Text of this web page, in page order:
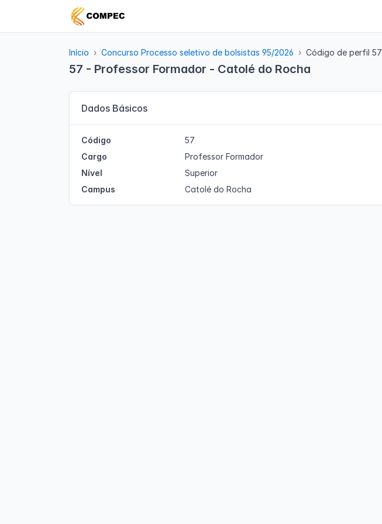
Início Concurso Processo seletivo de bolsistas 95/2026 Código de perfil 57
57 - Professor Formador - Catolé do Rocha
Dados Básicos
Código
57
Cargo
Professor Formador
Nível
Superior
Campus
Catolé do Rocha